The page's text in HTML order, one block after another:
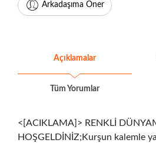
Arkadaşıma Öner
Açıklamalar
Tüm Yorumlar
<[ACIKLAMA]> RENKLİ
HOŞGELDİNİZ;Kurşun kalemle